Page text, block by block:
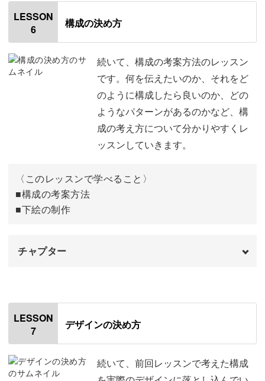
はじめに
使用材料・道具
崩しでHを書く 01:49
アレンジでBを書く 07:30
崩しとアレンジで「Hello」を書く 11:23
LESSON
6
構成の決め方
続いて、構成の考案方法のレッスン
です。何を伝えたいのか、それをど
のように構成したら良いのか、どの
ようなパターンがあるのかなど、構
成の考え方について分かりやすくレ
ッスンしていきます。
〈このレッスンで学べること〉
■構成の考案方法
■下絵の制作
チャプター
はじめに
使用材料・道具
デザインの基本的な考え方について 01:12
LESSON
7
デザインの決め方
続いて、前回レッスンで考えた構成